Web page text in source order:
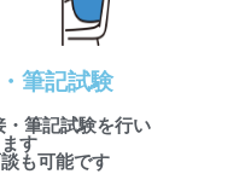
筆記試験
筆記試験を行い
ます
も可能です